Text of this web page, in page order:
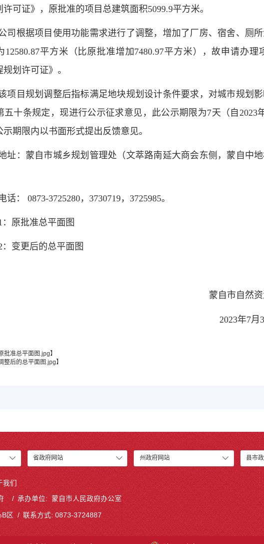
许可证》，原批准的项目总建筑面积5099.9平方米。
司根据项目使用功能需求进行了调整，增加了厂房、宿舍、厕
12580.87平方米 （比原批准增加7480.97平方米） ，故申请办理
规划许可证》。
项目规划调整后指标满足地块规划设计条件要求，对城市规划
五十条规定，现进行公示征求意见，此公示期限为7天（自2023
期限内以书面形式提出反馈意见。
址：蒙自市城乡规划管理处（文萃路南延大商会东侧，蒙自中
话： 0873-3725280，3730719，3725985。
原批准总平面图
变更后的总平面图
蒙自市自然资源
2023年7月31
批准总平面图.jpg】
整后的总平面图.jpg】
省政府网站 州政府网站 县市
我们
承办单位: 蒙自市人民政府办公室
区 联系方式: 0873-3724887